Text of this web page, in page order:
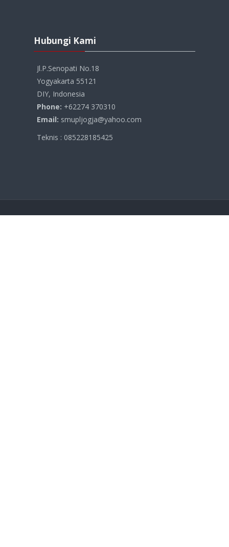
Hubungi
Hubungi Kami
Jl.P.Senopati No.18
Yogyakarta 55121
DIY, Indonesia
Phone: +62274 370310
Email: smupljogja@yahoo.com
Teknis : 085228185425